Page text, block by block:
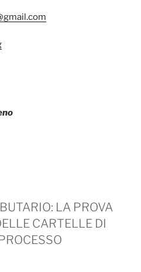
LA PROVA
CARTELLE DI